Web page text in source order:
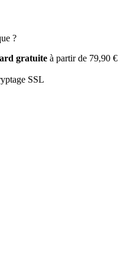
?
gratuite à partir de 79,90 €
SSL